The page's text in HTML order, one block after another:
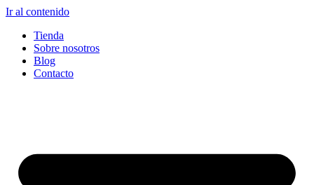
Ir al contenido
Tienda
Sobre nosotros
Blog
Contacto